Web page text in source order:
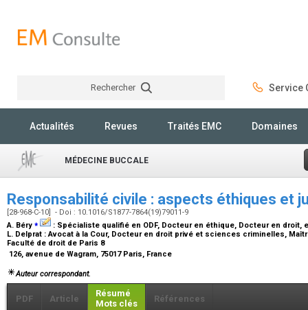
Rechercher Service
Actualités Revues Traités EMC Domaines
MÉDECINE BUCCALE
Responsabilité civile : aspects éthiques et
[28-968-C-10] - Doi : 10.1016/S1877-7864(19)79011-9
A. Béry ⁎ : Spécialiste qualifié en ODF, Docteur en éthique, Docteur en droit,
L. Delprat :Avocat à la Cour, Docteur en droit privé et sciences criminelles,
Faculté de droit de Paris 8
126, avenue de Wagram, 75017 Paris, France
Auteur correspondant.
PDF Article
Résumé
Mots clés
Références